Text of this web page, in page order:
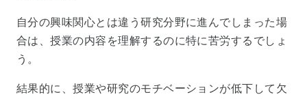
自分の興味関心とは違う研究分野に進んでしまった場
合は、授業の内容を理解するのに特に苦労するでしょ
う。
結果的に、授業や研究のモチベーションが低下して欠